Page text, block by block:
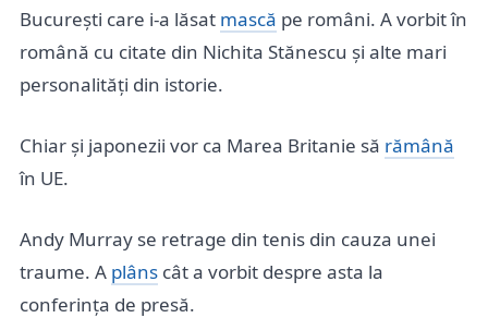
București care i-a lăsat mască pe români. A vorbit în
română cu citate din Nichita Stănescu și alte mari
personalități din istorie.
Chiar și japonezii vor ca Marea Britanie să rămână
în UE.
Andy Murray se retrage din tenis din cauza unei
traume. A plâns cât a vorbit despre asta la
conferința de presă.